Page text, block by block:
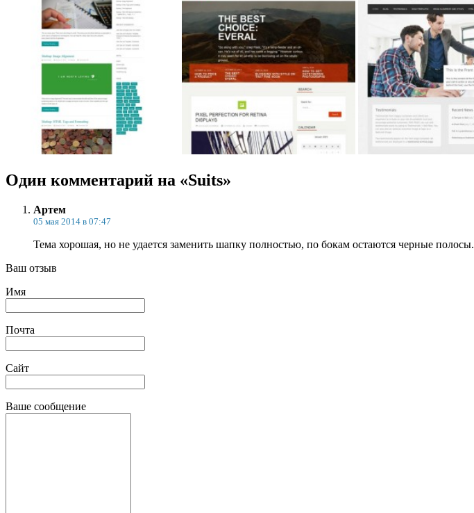
Один комментарий на «Suits»
Артем
05 мая 2014 в 07:47
Тема хорошая, но не удается заменить шапку полностью, по бокам остаются черные полосы.
Ваш отзыв
Имя
Почта
Сайт
Ваше сообщение